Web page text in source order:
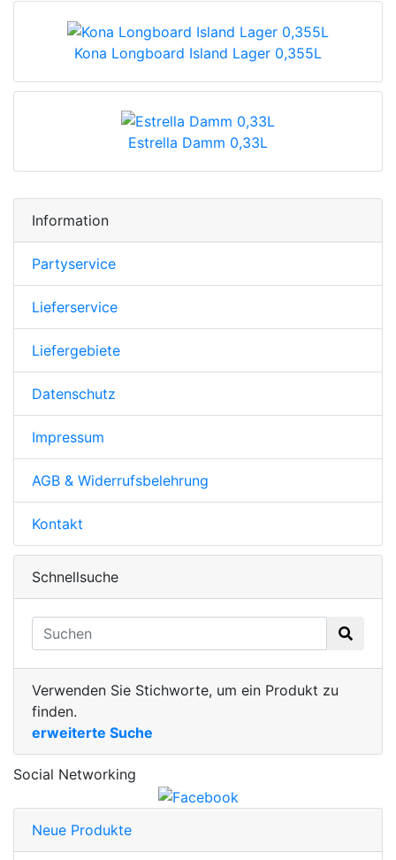
Kona Longboard Island Lager 0,355L
Estrella Damm 0,33L
Information
Partyservice
Lieferservice
Liefergebiete
Datenschutz
Impressum
AGB & Widerrufsbelehrung
Kontakt
Schnellsuche
Verwenden Sie Stichworte, um ein Produkt zu
finden.
erweiterte Suche
Social Networking
Neue Produkte